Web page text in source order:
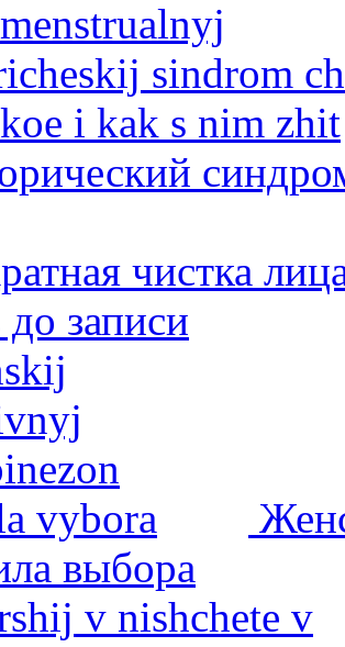
чистка
до записи
выбора